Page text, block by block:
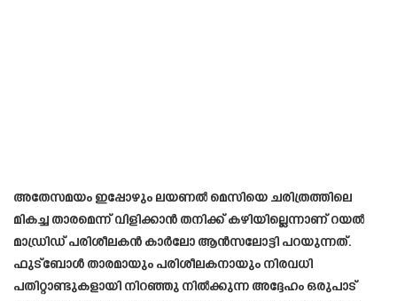
അതേസമയം ഇപ്പോഴും ലയണൽ മെസിയെ ചരിത്രത്തിലെ
മികച്ച താരമെന്ന് വിളിക്കാൻ തനിക്ക് കഴിയില്ലെന്നാണ് റയൽ
മാഡ്രിഡ് പരിശീലകൻ കാർലോ ആൻസലോട്ടി പറയുന്നത്.
ഫുട്ബോൾ താരമായും പരിശീലകനായും നിരവധി
പതിറ്റാണ്ടുകളായി നിറഞ്ഞു നിൽക്കുന്ന അദ്ദേഹം ഒരുപാട്